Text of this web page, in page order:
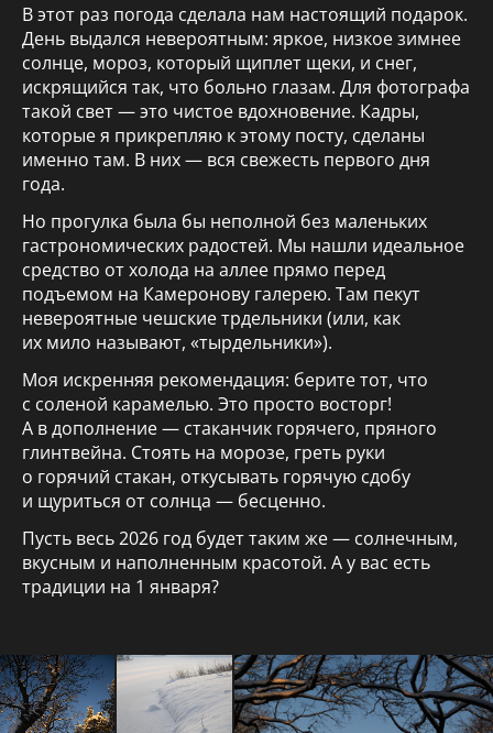
В этот раз погода сделала нам настоящий подарок.
День выдался невероятным: яркое, низкое зимнее
солнце, мороз, который щиплет щеки, и снег,
искрящийся так, что больно глазам. Для фотографа
такой свет — это чистое вдохновение. Кадры,
которые я прикрепляю к этому посту, сделаны
именно там. В них — вся свежесть первого дня
года.
Но прогулка была бы неполной без маленьких
гастрономических радостей. Мы нашли идеальное
средство от холода на аллее прямо перед
подъемом на Камеронову галерею. Там пекут
невероятные чешские трдельники (или, как
их мило называют, «тырдельники»).
Моя искренняя рекомендация: берите тот, что
с соленой карамелью. Это просто восторг!
А в дополнение — стаканчик горячего, пряного
глинтвейна. Стоять на морозе, греть руки
о горячий стакан, откусывать горячую сдобу
и щуриться от солнца — бесценно.
Пусть весь 2026 год будет таким же — солнечным,
вкусным и наполненным красотой. А у вас есть
традиции на 1 января?